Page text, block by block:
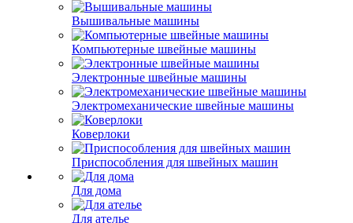
Вышивальные машины
Компьютерные швейные машины
Электронные швейные машины
Электромеханические швейные машины
Коверлоки
Приспособления для швейных машин
Для дома
Для ателье